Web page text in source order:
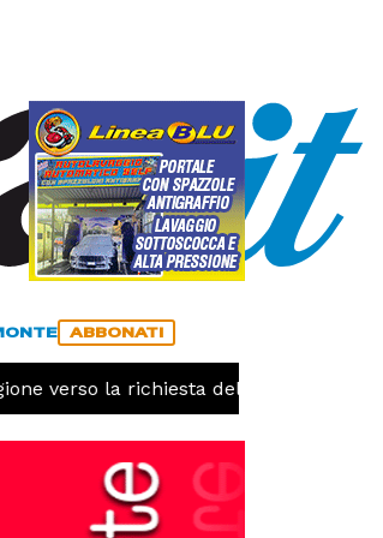
ABBONATI
verso la richiesta dello stato di